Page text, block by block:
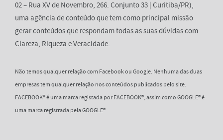
02 – Rua XV de Novembro, 266. Conjunto 33 | Curitiba/PR),
uma agência de conteúdo que tem como principal missão
gerar conteúdos que respondam todas as suas dúvidas com
Clareza, Riqueza e Veracidade.
Não temos qualquer relação com Facebook ou Google. Nenhuma das duas
empresas tem qualquer relação nos conteúdos publicados pelo site.
FACEBOOK® é uma marca registada por FACEBOOK®, assim como GOOGLE® é
uma marca registrada pela GOOGLE®